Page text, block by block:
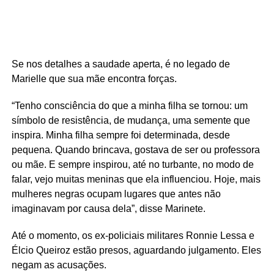
Se nos detalhes a saudade aperta, é no legado de
Marielle que sua mãe encontra forças.
“Tenho consciência do que a minha filha se tornou: um
símbolo de resistência, de mudança, uma semente que
inspira. Minha filha sempre foi determinada, desde
pequena. Quando brincava, gostava de ser ou professora
ou mãe. E sempre inspirou, até no turbante, no modo de
falar, vejo muitas meninas que ela influenciou. Hoje, mais
mulheres negras ocupam lugares que antes não
imaginavam por causa dela”, disse Marinete.
Até o momento, os ex-policiais militares Ronnie Lessa e
Élcio Queiroz estão presos, aguardando julgamento. Eles
negam as acusações.